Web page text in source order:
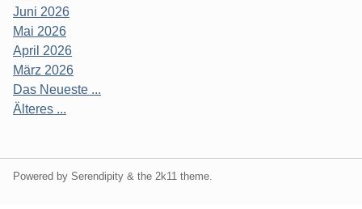
Juni 2026
Mai 2026
April 2026
März 2026
Das Neueste ...
Älteres ...
Powered by Serendipity & the 2k11 theme.